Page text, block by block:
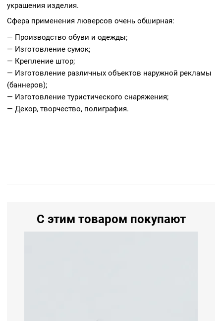
украшения изделия.
Сфера применения люверсов очень обширная:
— Производство обуви и одежды;
— Изготовление сумок;
— Крепление штор;
— Изготовление различных объектов наружной рекламы
(баннеров);
— Изготовление туристического снаряжения;
— Декор, творчество, полиграфия.
С этим товаром покупают